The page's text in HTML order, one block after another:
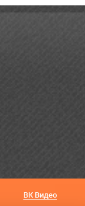
ВК Видео